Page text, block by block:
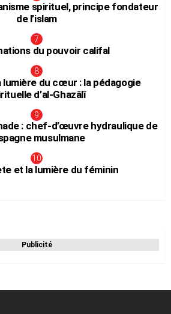
spirituel, principe fondateur
de l’islam
du pouvoir califal
lumière du cœur : la pédagogie
d’al-Ghazâlî
: chef-d’œuvre hydraulique de
musulmane
et la lumière du féminin
Publicité